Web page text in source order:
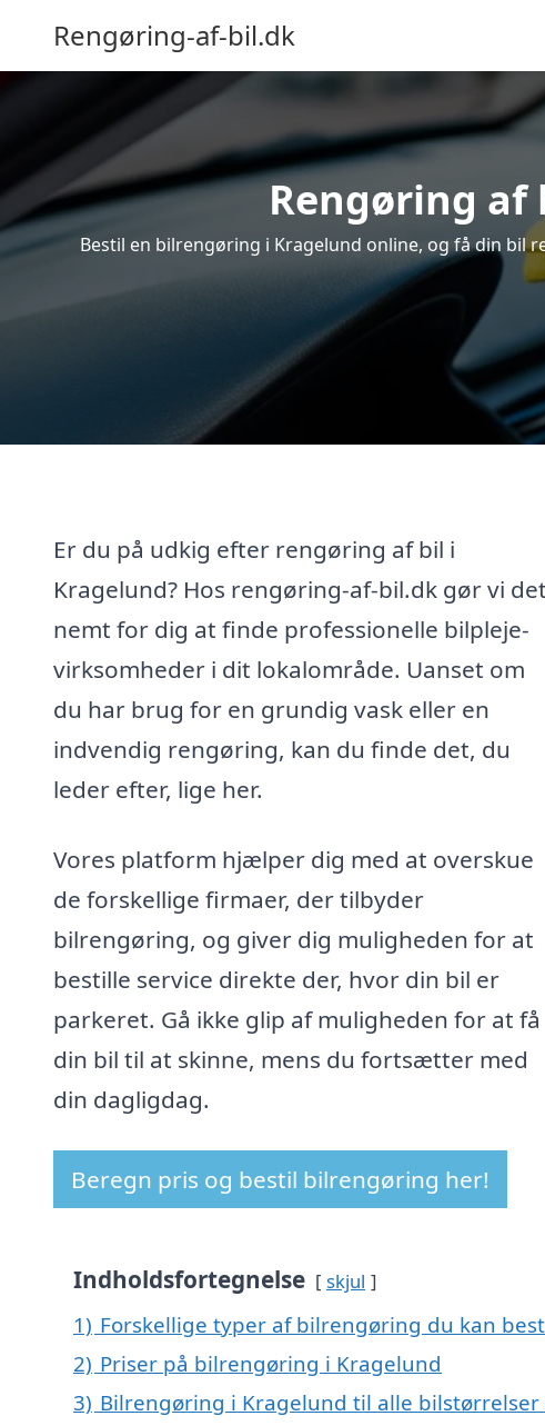
Rengøring-af-bil.dk
Rengøring
Bestil en bilrengøring i Kragelund online, og få din bil
Er du på udkig efter rengøring af bil i
Kragelund? Hos rengøring-af-bil.dk gør vi det
nemt for dig at finde professionelle bilpleje-
virksomheder i dit lokalområde. Uanset om
du har brug for en grundig vask eller en
indvendig rengøring, kan du finde det, du
leder efter, lige her.
Vores platform hjælper dig med at overskue
de forskellige firmaer, der tilbyder
bilrengøring, og giver dig muligheden for at
bestille service direkte der, hvor din bil er
parkeret. Gå ikke glip af muligheden for at få
din bil til at skinne, mens du fortsætter med
din dagligdag.
Beregn pris og bestil bilrengøring her!
Indholdsfortegnelse skjul
1) Forskellige typer af bilrengøring du kan
2) Priser på bilrengøring i Kragelund
3) Bilrengøring i Kragelund til alle